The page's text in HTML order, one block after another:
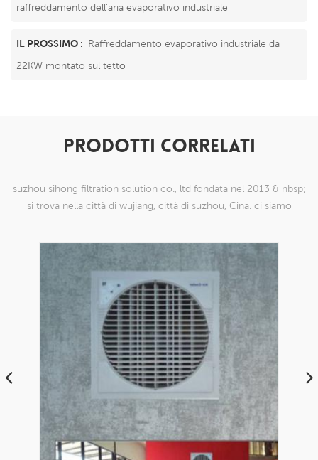
raffreddamento dell'aria evaporativo industriale
IL PROSSIMO : Raffreddamento evaporativo industriale da
22KW montato sul tetto
PRODOTTI CORRELATI
suzhou sihong filtration solution co., ltd fondata nel 2013 & nbsp;
si trova nella città di wujiang, città di suzhou, Cina. ci siamo